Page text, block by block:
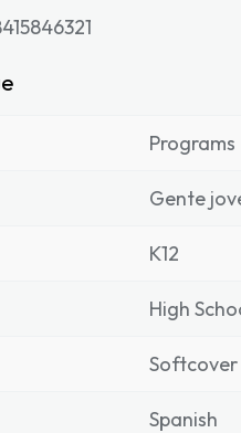
Programs
Gente
K12
High
Softcover
Spanish